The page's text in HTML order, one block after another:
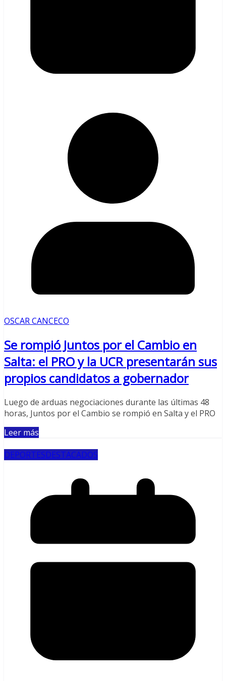
OSCAR CANCECO
Se rompió Juntos por el Cambio en
Salta: el PRO y la UCR presentarán sus
propios candidatos a gobernador
Luego de arduas negociaciones durante las últimas 48
horas, Juntos por el Cambio se rompió en Salta y el PRO
Leer más
DEPORTESDESTACADOS